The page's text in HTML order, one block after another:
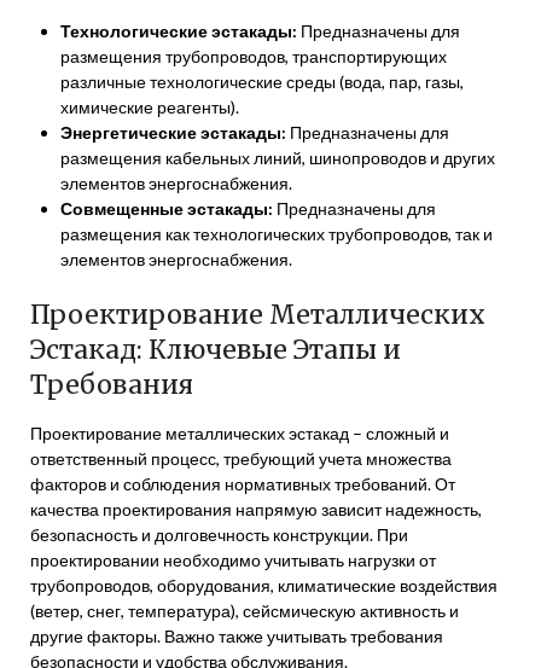
Технологические эстакады: Предназначены для
размещения трубопроводов, транспортирующих
различные технологические среды (вода, пар, газы,
химические реагенты).
Энергетические эстакады: Предназначены для
размещения кабельных линий, шинопроводов и других
элементов энергоснабжения.
Совмещенные эстакады: Предназначены для
размещения как технологических трубопроводов, так и
элементов энергоснабжения.
Проектирование Металлических
Эстакад: Ключевые Этапы и
Требования
Проектирование металлических эстакад – сложный и
ответственный процесс, требующий учета множества
факторов и соблюдения нормативных требований. От
качества проектирования напрямую зависит надежность,
безопасность и долговечность конструкции. При
проектировании необходимо учитывать нагрузки от
трубопроводов, оборудования, климатические воздействия
(ветер, снег, температура), сейсмическую активность и
другие факторы. Важно также учитывать требования
безопасности и удобства обслуживания.